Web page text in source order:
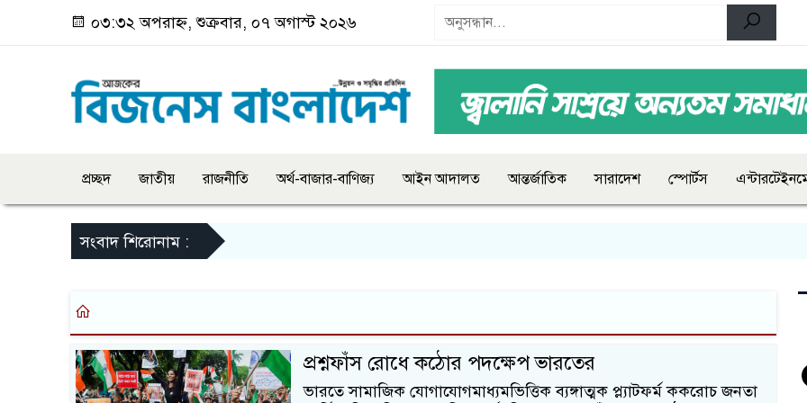
০৩:৩২ অপরাহ্ন, শুক্রবার, ০৭ অগাস্ট ২০২৬
প্রচ্ছদ জাতীয় রাজনীতি অর্থ-বাজার-বাণিজ্য আইন আদালত আন্তর্জাতিক সারাদেশ স্পোর্টস
সংবাদ শিরোনাম :
প্রশ্নফাঁস রোধে কঠোর পদক্ষেপ ভারতের
ভারতে সামাজিক যোগাযোগমাধ্যমভিত্তিক ব্যঙ্গাত্মক প্ল্যাটফর্ম ককরোচ জনতা